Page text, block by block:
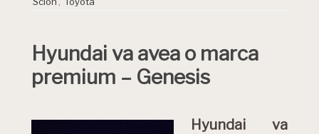
Hyundai va avea o marca
premium – Genesis
Hyundai va